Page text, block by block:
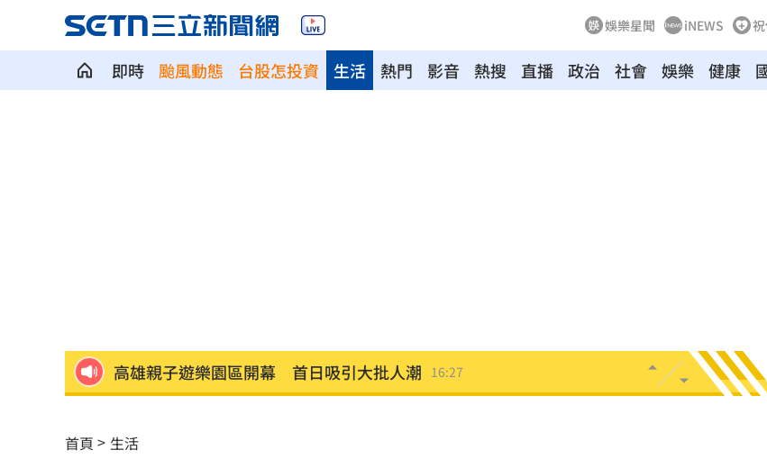
娛樂星聞 iNEWS
即時 颱風動態 台股怎投資 熱門 影音 熱搜 直播 政治 社會 娛樂
生活 健康
高雄親子遊樂園區開幕 首日吸引大批人潮 16:27
地震衝擊九州觀光 熊本旅宿業4天損1.8億
首頁 生活